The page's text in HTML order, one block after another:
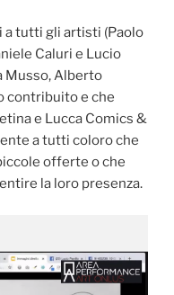
a tutti gli artisti (Paolo
Caluri e Lucio
Musso, Alberto
contribuito e che
e Lucca Comics &
a tutti coloro che
offerte o che
la loro presenza.